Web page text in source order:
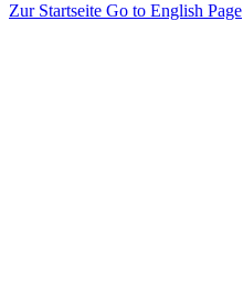
Zur Startseite Go to English Page